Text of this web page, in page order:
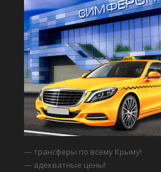
— трансферы по всему Крыму!
— адекватные цены!